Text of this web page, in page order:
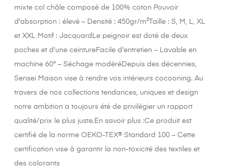
mixte col châle composé de 100% coton Pouvoir
d'absorption : élevé – Densité : 450gr/m²Taille : S, M, L, XL
et XXL Motif : JacquardLe peignoir est doté de deux
poches et d'une ceintureFacile d'entretien – Lavable en
machine 60° – Séchage modéréDepuis des décennies,
Sensei Maison vise à rendre vos intérieurs cocooning. Au
travers de nos collections tendances, uniques et design
notre ambition a toujours été de privilégier un rapport
qualité/prix le plus juste.En savoir plus :Ce produit est
certifié de la norme OEKO-TEX® Standard 100 – Cette
certification vise à garantir la non-toxicité des textiles et
des colorants